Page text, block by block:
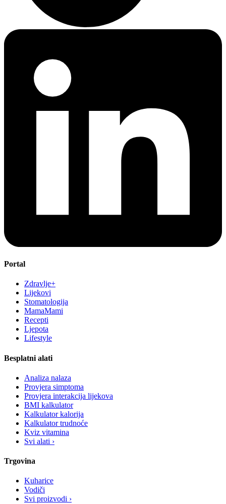
Portal
Zdravlje+
Lijekovi
Stomatologija
MamaMami
Recepti
Ljepota
Lifestyle
Besplatni alati
Analiza nalaza
Provjera simptoma
Provjera interakcija lijekova
BMI kalkulator
Kalkulator kalorija
Kalkulator trudnoće
Kviz vitamina
Svi alati ›
Trgovina
Kuharice
Vodiči
Svi proizvodi ›